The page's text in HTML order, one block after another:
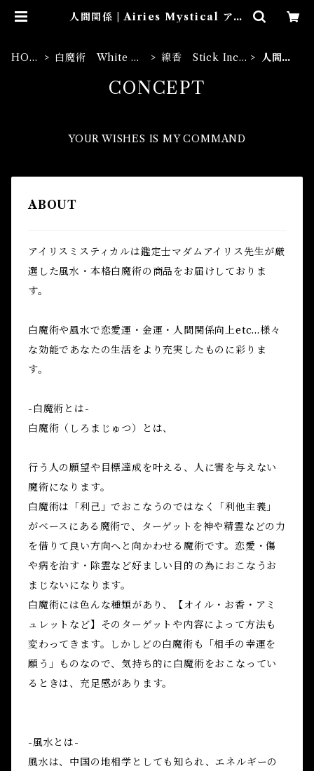
人間関係 | Airies Mystical アイ
HOM
白魔術 White M
線香 Stick Ince
人間関
CONCEPT
YOUR WISHES IS MY COMMAND
ABOUT
アイリスミスティカルは鑑定士マダムアイリス先生が厳
選した風水・本格白魔術の商品をお届けしておりま
す。
白魔術や風水で恋愛運・金運・人間関係向上etc...様々
な効能であなたの生活をより充実したものに彩りま
す。
-白魔術とは-
白魔術（しろまじゅつ）とは、
行う人の願望や目標達成を叶える、人に害を与えない
魔術になります。
白魔術は「利己」でおこなうのではなく「利他主義」
がベースにある魔術で、ターゲットを神や精霊などの力
を借りて良い方向へと向かわせる魔術です。恋愛・傷
や病を治す・除霊など好ましい目的の為におこなうお
まじないになります。
白魔術には色んな種類があり、【オイル・お香・アミ
ュレットなど】そのターゲットや内容によって方法も
変わってきます。しかしどの白魔術も「相手の幸運を
願う」ものなので、気持ち的に白魔術をおこなってい
るときは、充足感があります。
-風水とは-
風水は、中国の地相学としても知られ、エネルギーの